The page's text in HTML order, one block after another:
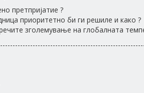
претпријатие ?
приоритетно би ги решиле и како ?
зголемување на глобалната